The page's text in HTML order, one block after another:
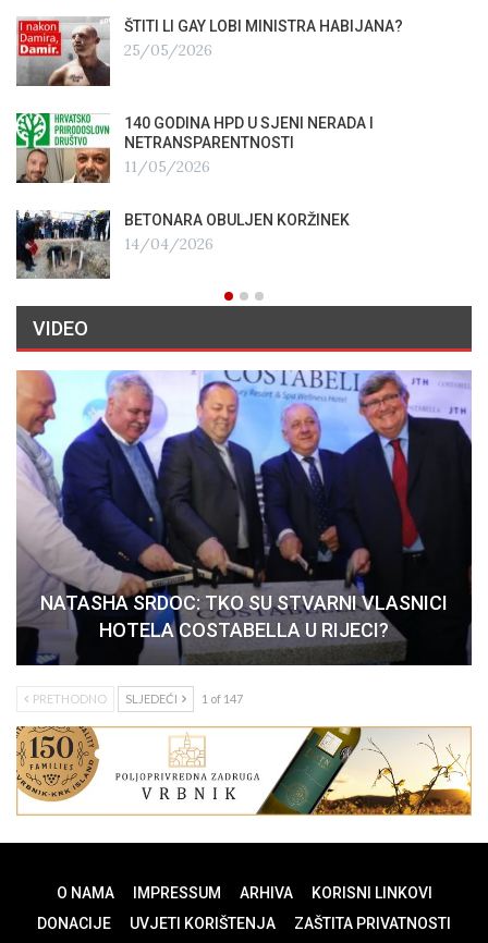
ŠTITI LI GAY LOBI MINISTRA HABIJANA?
25/05/2026
140 GODINA HPD U SJENI NERADA I
NETRANSPARENTNOSTI
11/05/2026
BETONARA OBULJEN KORŽINEK
14/04/2026
VIDEO
NATASHA SRDOC: TKO SU STVARNI VLASNICI
HOTELA COSTABELLA U RIJECI?
PRETHODNO SLJEDEĆI 1 of 147
O NAMA IMPRESSUM ARHIVA
KORISNI LINKOVI
DONACIJE
UVJETI KORIŠTENJA ZAŠTITA PRIVATNOSTI